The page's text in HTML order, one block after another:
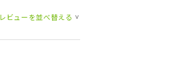
レビューを並べ替える >